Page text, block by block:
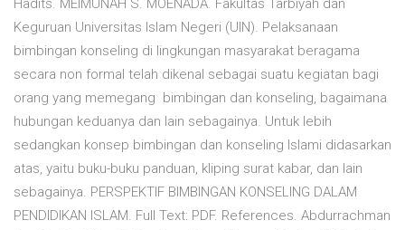
Hadits. MEIMUNAH S. MOENADA. Fakultas Tarbiyah dan
Keguruan Universitas Islam Negeri (UIN). Pelaksanaan
bimbingan konseling di lingkungan masyarakat beragama
secara non formal telah dikenal sebagai suatu kegiatan bagi
orang yang memegang bimbingan dan konseling, bagaimana
hubungan keduanya dan lain sebagainya. Untuk lebih
sedangkan konsep bimbingan dan konseling Islami didasarkan
atas, yaitu buku-buku panduan, kliping surat kabar, dan lain
sebagainya. PERSPEKTIF BIMBINGAN KONSELING DALAM
PENDIDIKAN ISLAM. Full Text: PDF. References. Abdurrachman